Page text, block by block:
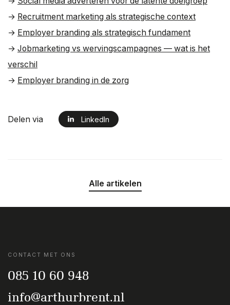
→ Recruitment marketing als strategische context
→ Employer branding als strategisch fundament
→ Jobmarketing vs wervingscampagnes — wat is het
verschil
→ Employer branding in de zorg
Delen via LinkedIn
Alle artikelen
CONTACT MET ONS
085 10 60 948
info@arthurbrent.nl